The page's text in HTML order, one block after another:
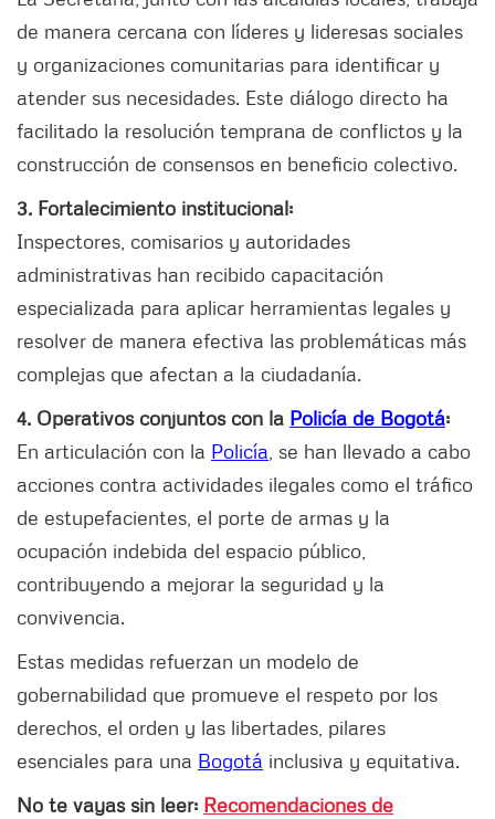
de manera cercana con líderes y lideresas sociales
y organizaciones comunitarias para identificar y
atender sus necesidades. Este diálogo directo ha
facilitado la resolución temprana de conflictos y la
construcción de consensos en beneficio colectivo.
3. Fortalecimiento institucional:
Inspectores, comisarios y autoridades
administrativas han recibido capacitación
especializada para aplicar herramientas legales y
resolver de manera efectiva las problemáticas más
complejas que afectan a la ciudadanía.
4. Operativos conjuntos con la Policía de Bogotá:
En articulación con la Policía , se han llevado a cabo
acciones contra actividades ilegales como el tráfico
de estupefacientes, el porte de armas y la
ocupación indebida del espacio público,
contribuyendo a mejorar la seguridad y la
convivencia.
Estas medidas refuerzan un modelo de
gobernabilidad que promueve el respeto por los
derechos, el orden y las libertades, pilares
esenciales para una Bogotá inclusiva y equitativa.
No te vayas sin leer: Recomendaciones de